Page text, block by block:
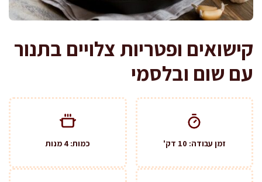
קישואים ופטריות צלויים בתנור
עם שום ובלסמי
זמן עבודה: 10 דק' כמות: 4 מנות